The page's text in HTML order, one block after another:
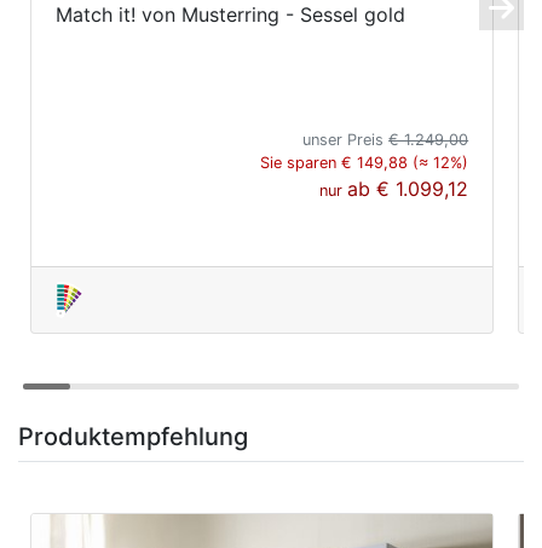
Match it! von Musterring - Sessel gold
unser Preis€ 1.249,00
Sie sparen € 149,88 (≈ 12%)
nurab€ 1.099,12
Produktempfehlung